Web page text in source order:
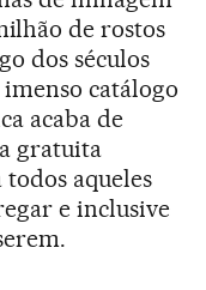
de rostos
dos séculos
catálogo
acaba de
gratuita
todos aqueles
e inclusive